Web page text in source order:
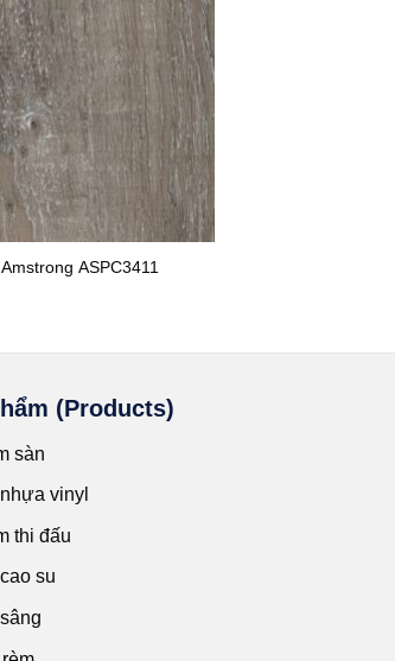
ASPC3411
(Products)
sàn
vinyl
thi đấu
su